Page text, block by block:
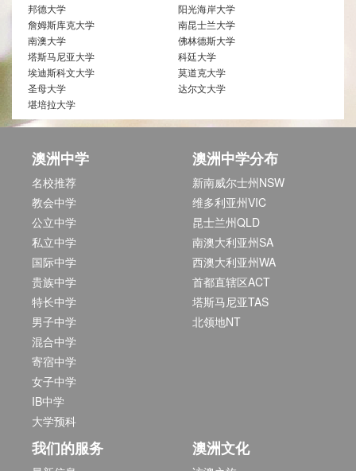
邦德大学
阳光海岸大学
詹姆斯库克大学
南昆士兰大学
南澳大学
佛林德斯大学
塔斯马尼亚大学
科廷大学
埃迪斯科文大学
莫道克大学
圣母大学
达尔文大学
堪培拉大学
澳洲中学
名校推荐
教会中学
公立中学
私立中学
国际中学
贵族中学
特长中学
男子中学
混合中学
寄宿中学
女子中学
IB中学
大学预科
澳洲中学分布
新南威尔士州NSW
维多利亚州VIC
昆士兰州QLD
南澳大利亚州SA
西澳大利亚州WA
首都直辖区ACT
塔斯马尼亚TAS
北领地NT
我们的服务 澳洲文化